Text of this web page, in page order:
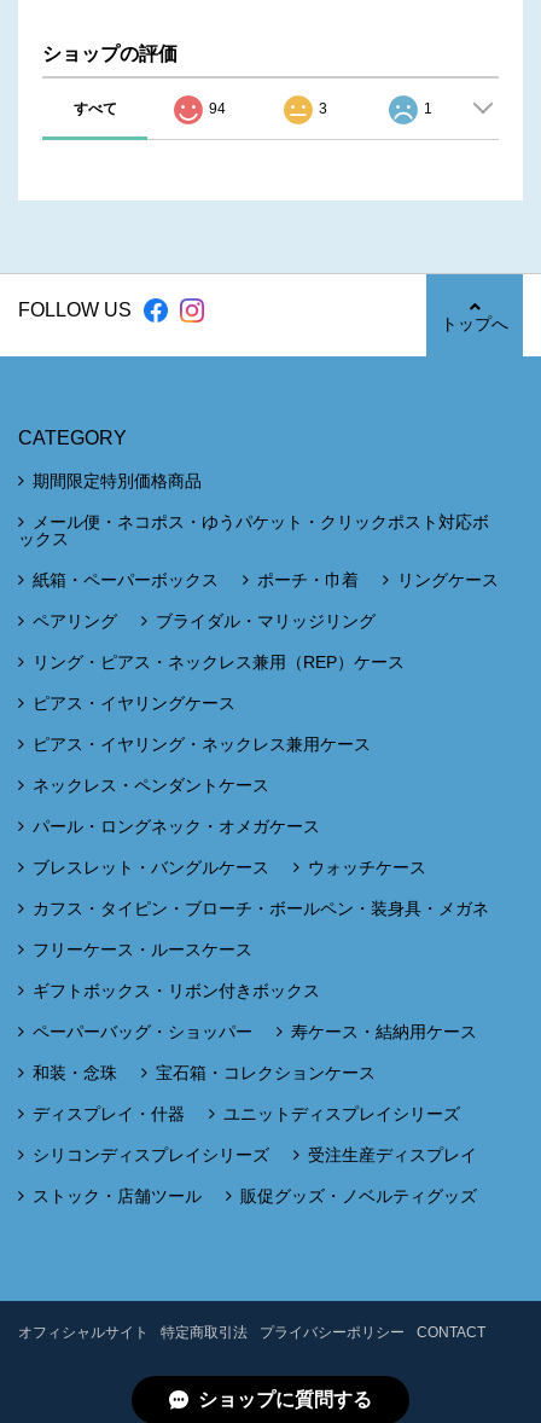
ショップの評価
すべて 94 3 1
FOLLOW US
トップへ
CATEGORY
期間限定特別価格商品
メール便・ネコポス・ゆうパケット・クリックポスト対応ボ
ックス
紙箱・ペーパーボックス ポーチ・巾着 リングケース
ペアリング ブライダル・マリッジリング
リング・ピアス・ネックレス兼用（REP）ケース
ピアス・イヤリングケース
ピアス・イヤリング・ネックレス兼用ケース
ネックレス・ペンダントケース
パール・ロングネック・オメガケース
ブレスレット・バングルケース ウォッチケース
カフス・タイピン・ブローチ・ボールペン・装身具・メガネ
フリーケース・ルースケース
ギフトボックス・リボン付きボックス
ペーパーバッグ・ショッパー 寿ケース・結納用ケース
和装・念珠 宝石箱・コレクションケース
ディスプレイ・什器 ユニットディスプレイシリーズ
シリコンディスプレイシリーズ 受注生産ディスプレイ
ストック・店舗ツール 販促グッズ・ノベルティグッズ
オフィシャルサイト 特定商取引法 プライバシーポリシー CONTACT
ショップに質問する